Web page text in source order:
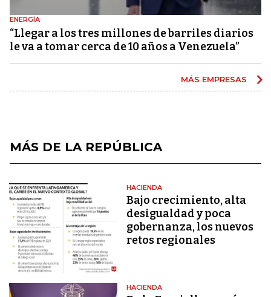
ENERGÍA
“Llegar a los tres millones de barriles diarios
le va a tomar cerca de 10 años a Venezuela”
MÁS EMPRESAS
MÁS DE LA REPÚBLICA
HACIENDA
Bajo crecimiento, alta
desigualdad y poca
gobernanza, los nuevos
retos regionales
HACIENDA